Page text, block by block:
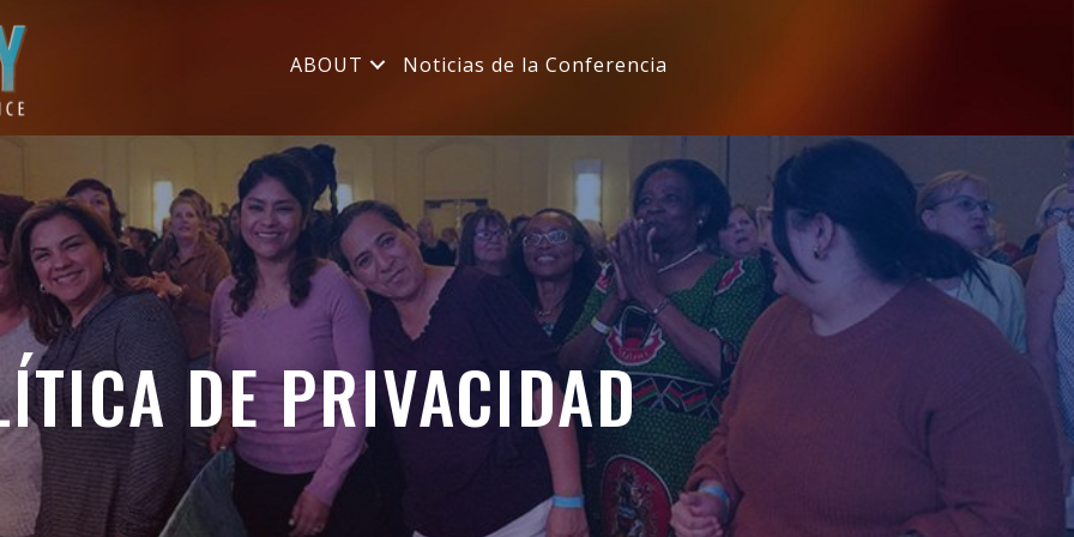
ABOUT Noticias de la Conferencia
DE PRIVACIDAD